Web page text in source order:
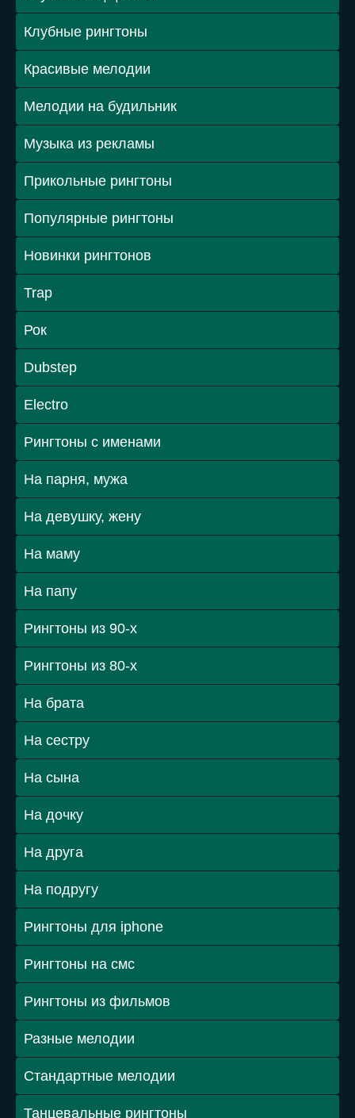
Клубные рингтоны
Красивые мелодии
Мелодии на будильник
Музыка из рекламы
Прикольные рингтоны
Популярные рингтоны
Новинки рингтонов
Trap
Рок
Dubstep
Electro
Рингтоны с именами
На парня, мужа
На девушку, жену
На маму
На папу
Рингтоны из 90-х
Рингтоны из 80-х
На брата
На сестру
На сына
На дочку
На друга
На подругу
Рингтоны для iphone
Рингтоны на смс
Рингтоны из фильмов
Разные мелодии
Стандартные мелодии
Танцевальные рингтоны